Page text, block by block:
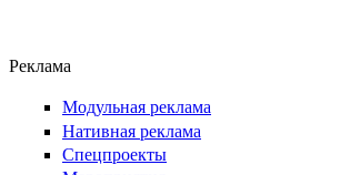
Реклама
Модульная реклама
Нативная реклама
Спецпроекты